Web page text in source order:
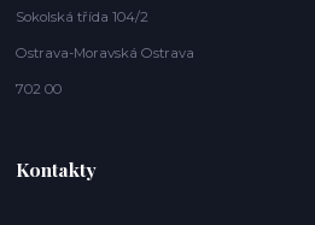
Sokolská třída 104/2
Ostrava-Moravská Ostrava
702 00
Kontakty